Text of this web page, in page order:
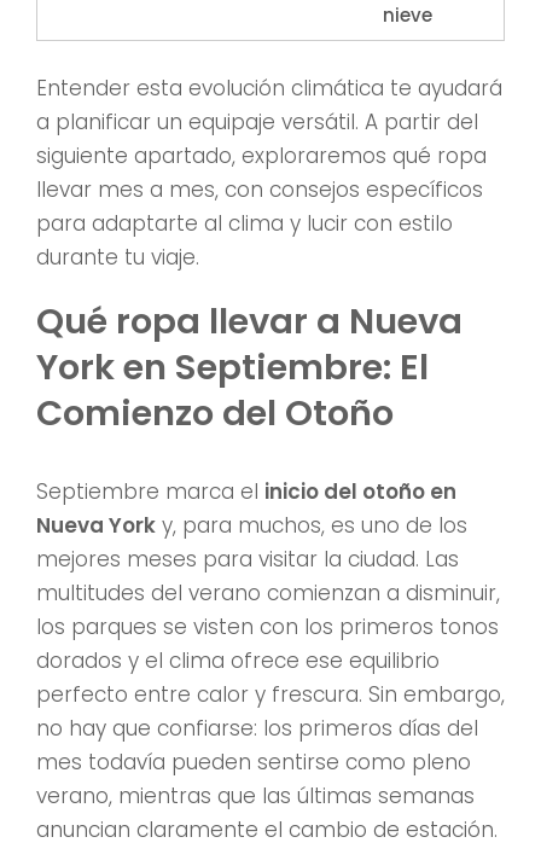
nieve
Entender esta evolución climática te ayudará
a planificar un equipaje versátil. A partir del
siguiente apartado, exploraremos qué ropa
llevar mes a mes, con consejos específicos
para adaptarte al clima y lucir con estilo
durante tu viaje.
Qué ropa llevar a Nueva
York en Septiembre: El
Comienzo del Otoño
Septiembre marca el inicio del otoño en
Nueva York y, para muchos, es uno de los
mejores meses para visitar la ciudad. Las
multitudes del verano comienzan a disminuir,
los parques se visten con los primeros tonos
dorados y el clima ofrece ese equilibrio
perfecto entre calor y frescura. Sin embargo,
no hay que confiarse: los primeros días del
mes todavía pueden sentirse como pleno
verano, mientras que las últimas semanas
anuncian claramente el cambio de estación.